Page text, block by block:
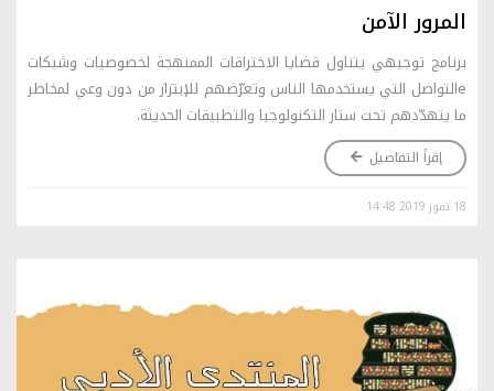
المرور الآمن
برنامج توجيهي يتناول قضايا الاختراقات الممنهجة لخصوصيات وشبكات
eالتواصل التي يستخدمها الناس وتعرّضهم للإبتزاز من دون وعي لمخاطر
ما يتهدّدهم تحت ستار التكنولوجيا والتطبيقات الحديثة.
إقرأ التفاصيل
18 تموز 2019 14:48